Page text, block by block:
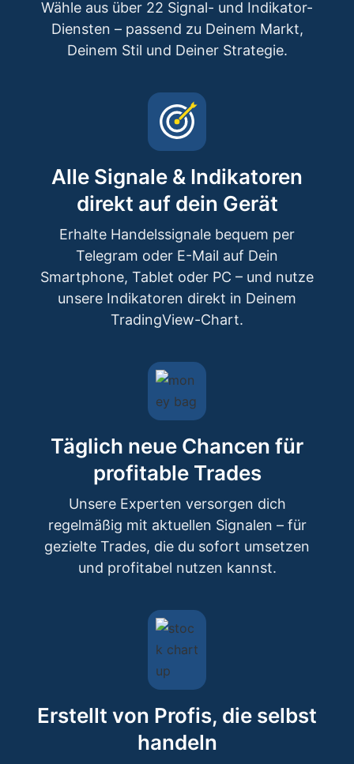
Wähle aus über 22 Signal- und Indikator-
Diensten – passend zu Deinem Markt,
Deinem Stil und Deiner Strategie.
Alle Signale & Indikatoren
direkt auf dein Gerät
Erhalte Handelssignale bequem per
Telegram oder E-Mail auf Dein
Smartphone, Tablet oder PC – und nutze
unsere Indikatoren direkt in Deinem
TradingView-Chart.
Täglich neue Chancen für
profitable Trades
Unsere Experten versorgen dich
regelmäßig mit aktuellen Signalen – für
gezielte Trades, die du sofort umsetzen
und profitabel nutzen kannst.
Erstellt von Profis, die selbst
handeln